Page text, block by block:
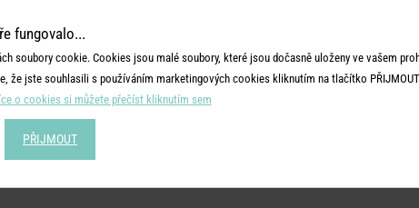
fungovalo...
soubory cookie. Cookies jsou malé soubory, které jsou dočasně uloženy ve vašem
že jste souhlasili s používáním marketingových cookies kliknutím na tlačítko
o cookies si můžete přečíst kliknutím sem
PŘIJMOUT